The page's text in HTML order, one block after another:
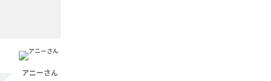
アニーさん